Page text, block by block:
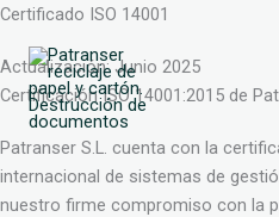
Ir
contenido
Certificado ISO 14001
Actualización: Junio 2025
Certificación ISO 14001:2015 de
Patranser S.L. cuenta con la
internacional de sistemas de
nuestro firme compromiso con la